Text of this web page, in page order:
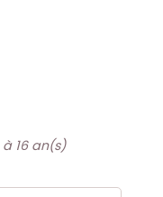
à 16 an(s)